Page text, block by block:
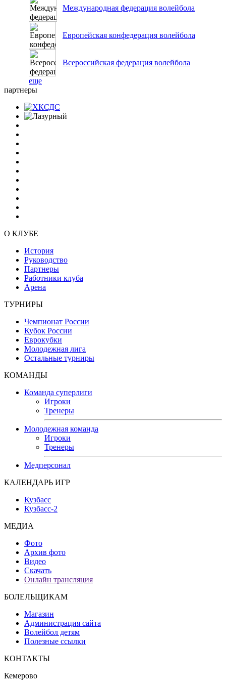
Международная федерация волейбола
Европейская конфедерация волейбола
Всероссийская федерация волейбола
еще
партнеры
О КЛУБЕ
История
Руководство
Партнеры
Работники клуба
Арена
ТУРНИРЫ
Чемпионат России
Кубок России
Еврокубки
Молодежная лига
Остальные турниры
КОМАНДЫ
Команда суперлиги
Игроки
Тренеры
Молодежная команда
Игроки
Тренеры
Медперсонал
КАЛЕНДАРЬ ИГР
Кузбасс
Кузбасс-2
МЕДИА
Фото
Архив фото
Видео
Скачать
Онлайн трансляция
БОЛЕЛЬЩИКАМ
Магазин
Администрация сайта
Волейбол детям
Полезные ссылки
КОНТАКТЫ
Кемерово